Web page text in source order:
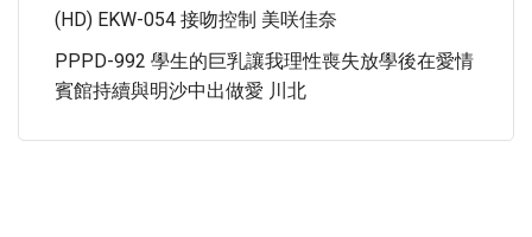
(HD) EKW-054 接吻控制 美咲佳奈
PPPD-992 學生的巨乳讓我理性喪失放學後在愛情
賓館持續與明沙中出做愛 川北